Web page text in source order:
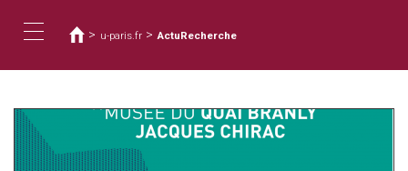
容
navigation
在
這
裡
> u-paris.fr > ActuRecherche